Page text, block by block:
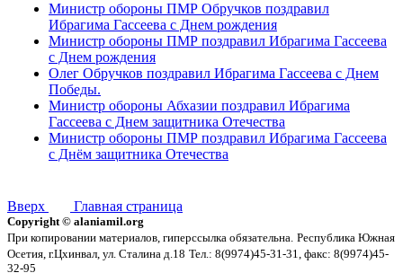
Министр обороны ПМР Обручков поздравил
Ибрагима Гассеева с Днем рождения
Министр обороны ПМР поздравил Ибрагима Гассеева
с Днем рождения
Олег Обручков поздравил Ибрагима Гассеева с Днем
Победы.
Министр обороны Абхазии поздравил Ибрагима
Гассеева с Днем защитника Отечества
Министр обороны ПМР поздравил Ибрагима Гассеева
с Днём защитника Отечества
Вверх Главная страница
Copyright © alaniamil.org
При копировании материалов, гиперссылка обязательна. Республика Южная
Осетия, г.Цхинвал, ул. Сталина д.18 Тел.: 8(9974)45-31-31, факс: 8(9974)45-
32-95